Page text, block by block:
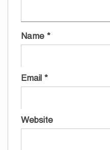
Name *
Email *
Website